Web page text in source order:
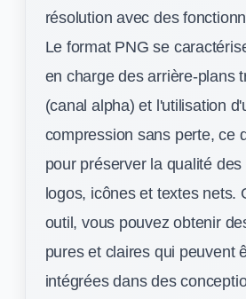
résolution avec des
Le format PNG se
en charge des arrière-plans
(canal alpha) et l'utilisation
compression sans perte, ce
pour préserver la qualité
logos, icônes et textes nets.
outil, vous pouvez obtenir
pures et claires qui peuvent
intégrées dans des